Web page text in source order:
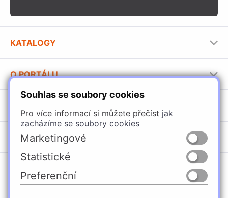
Souhlas se soubory cookies
Pro více informací si můžete přečíst jak
zacházíme se soubory cookies
Marketingové
Statistické
Preferenční
KATALOGY
Stavební katalog Häfele
Brožury Häfele
O PORTÁLU
Provozovatel portálu
Jak používat portál
Úchytky
Nábytkové kování
Vybavení kuchyní
Osvětlení a elektro
POBOČKY
Domašín
Vyškov